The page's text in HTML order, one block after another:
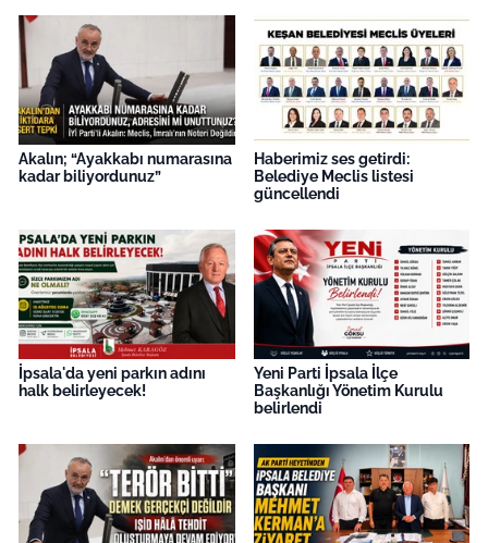
Akalın; “Ayakkabı numarasına
kadar biliyordunuz”
Haberimiz ses getirdi:
Belediye Meclis listesi
güncellendi
İpsala'da yeni parkın adını
halk belirleyecek!
Yeni Parti İpsala İlçe
Başkanlığı Yönetim Kurulu
belirlendi